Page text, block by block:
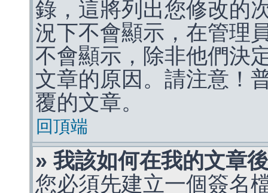
錄，這將列出您修改的
況下不會顯示，在管理
不會顯示，除非他們決
文章的原因。請注意！
覆的文章。
回頂端
» 我該如何在我的文章
您必須先建立一個簽名